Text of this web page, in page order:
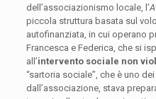
dell’associazionismo locale, l’
piccola struttura basata sul
autofinanziata, in cui operano
Francesca e Federica, che si
all’intervento sociale non
“sartoria sociale”, che è uno
dall’associazione, stava